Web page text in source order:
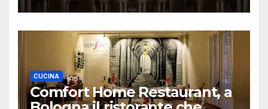
CUCINA
Comfort Home Restaurant, a